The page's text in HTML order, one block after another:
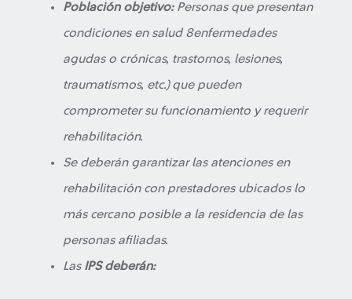
Población objetivo:Personas que presentan
condiciones en salud 8enfermedades
agudas o crónicas, trastornos, lesiones,
traumatismos, etc.) que pueden
comprometer su funcionamiento y requerir
rehabilitación.
Se deberán garantizar las atenciones en
rehabilitación con prestadores ubicados lo
más cercano posible a la residencia de las
personas afiliadas.
Las IPS deberán: